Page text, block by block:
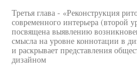
Третья глава - «Реконструкция
современного интерьера (второй
посвящена выявлению
смысла на уровне коннотации в
и раскрывает представления
дизайном